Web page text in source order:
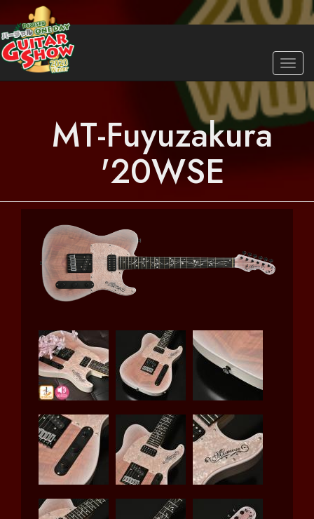
Skip
to
main
content
MT-Fuyuzakura
'20WSE